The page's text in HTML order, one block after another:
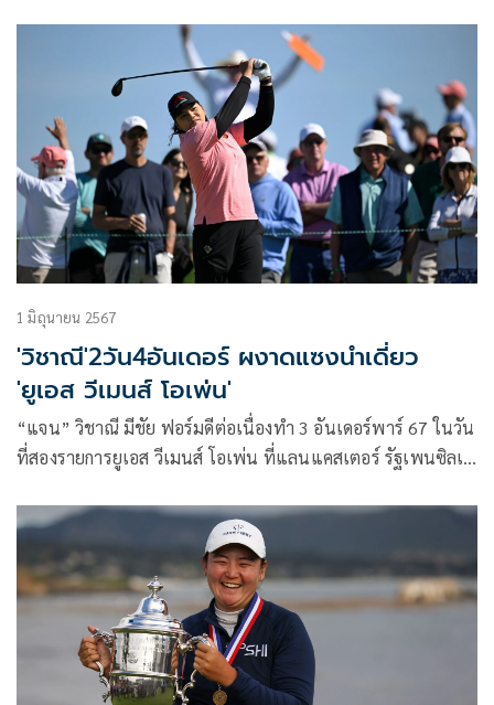
ยา จุฑานุกาล และ “แจน” วิชาณี มีชัย ได้สิทธิ์ร่วมแข่งขันกอล์ฟ
เมเจอร์ รายการ ยูเอส วีเมนส์ โอเพ่น พรีเซ็นเต็ด บาย แอลลาย
ที่เมืองเอริน รัฐวิสคอนซิน ประเทศสหรัฐอเมริกา ระหว่างวันที่
29 พฤษภาคม-1 มิถุนายน นี้ โดย ยูกะ ซาโสะ โปรจากญี่ปุ่น
พร้อมกลับมาป้องกันแชมป์
1 มิถุนายน 2567
'วิชาณี'2วัน4อันเดอร์ ผงาดแซงนำเดี่ยว
'ยูเอส วีเมนส์ โอเพ่น'
“แจน” วิชาณี มีชัย ฟอร์มดีต่อเนื่องทำ 3 อันเดอร์พาร์ 67 ในวัน
ที่สองรายการยูเอส วีเมนส์ โอเพ่น ที่แลนแคสเตอร์ รัฐเพนซิลเว
สกอร์รวม 4 อันเดอร์พาร์ 136 แซงขึ้นไปนำเดี่ยวโดยมี อันเดรีย
ลี โปรสาวชาวอเมริกันตามหลังมาสองสโตรก ขณะที่ “จีน” อาฒ
ยา ฐิติกุล และ “เปียโน” อาภิชญา ยุบล เป็นอีกสองนักกอล์ฟไทย
ที่ผ่านตัดตัว